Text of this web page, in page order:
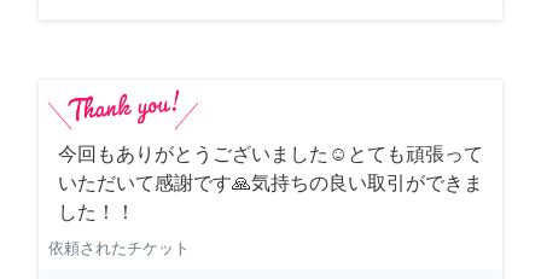
今回もありがとうございました☺️とても頑張って
いただいて感謝です🙏気持ちの良い取引ができま
した！！
依頼されたチケット